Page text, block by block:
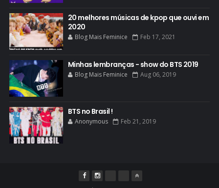
20 melhores músicas de kpop que ouvi em
2020
Blog Mais Feminice Feb 17, 2021
Minhas lembranças - show do BTS 2019
Blog Mais Feminice Aug 06, 2019
BTS no Brasil !
Anonymous Feb 21, 2019